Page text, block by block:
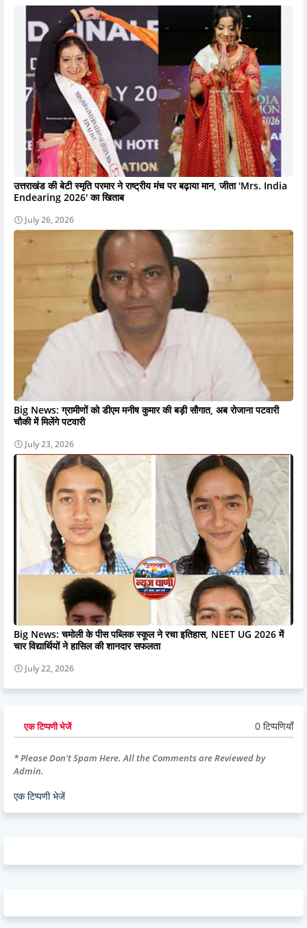
उत्तराखंड की बेटी स्मृति परमार ने राष्ट्रीय मंच पर बढ़ाया मान, जीता 'Mrs. India
Endearing 2026' का खिताब
July 26, 2026
Big News: ग्रामीणों को डीएम मनीष कुमार की बड़ी सौगात, अब रोजाना पटवारी
चौकी में मिलेंगे पटवारी
July 23, 2026
Big News: चमोली के पीस पब्लिक स्कूल ने रचा इतिहास, NEET UG 2026 में
चार विद्यार्थियों ने हासिल की शानदार सफलता
July 22, 2026
एक टिप्पणी भेजें 0 टिप्पणियाँ
* Please Don't Spam Here. All the Comments are Reviewed by
Admin.
एक टिप्पणी भेजें